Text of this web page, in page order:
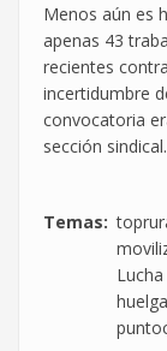
Menos aún es
apenas 43
recientes
incertidumbre
convocatoria
sección sindical.
Temas
Lucha
huelga